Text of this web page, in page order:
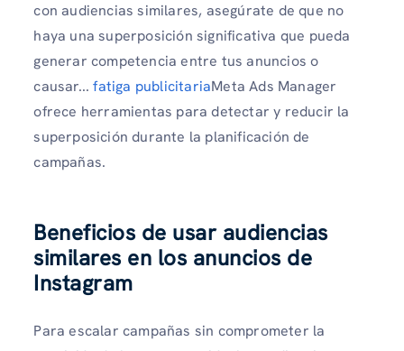
con audiencias similares, asegúrate de que no
haya una superposición significativa que pueda
generar competencia entre tus anuncios o
causar...fatiga publicitariaMeta Ads Manager
ofrece herramientas para detectar y reducir la
superposición durante la planificación de
campañas.
Beneficios de usar audiencias
similares en los anuncios de
Instagram
Para escalar campañas sin comprometer la